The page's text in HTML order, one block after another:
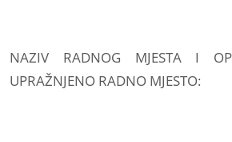
NAZIV RADNOG MJESTA I
UPRAŽNJENO RADNO MJESTO: